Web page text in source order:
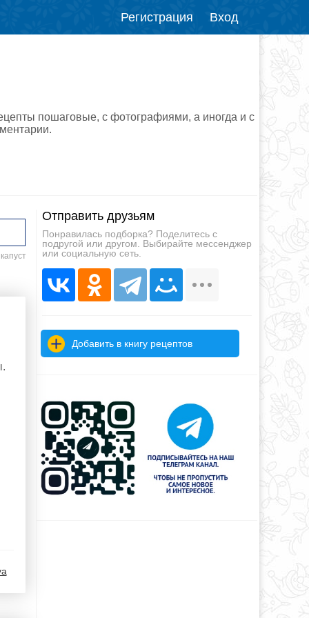
Регистрация Вход
пошаговые, с фотографиями, а иногда и с
Отправить друзьям
Понравилась подборка? Поделитесь с
подругой или другом. Выбирайте мессенджер
или социальную сеть.
Добавить в книгу рецептов